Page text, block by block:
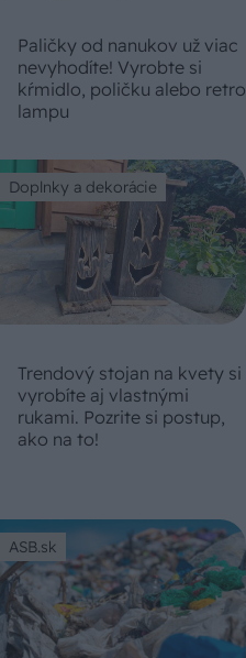
Paličky od nanukov už viac
nevyhodíte! Vyrobte si
kŕmidlo, poličku alebo retro
lampu
Doplnky a dekorácie
Trendový stojan na kvety si
vyrobíte aj vlastnými
rukami. Pozrite si postup,
ako na to!
ASB.sk